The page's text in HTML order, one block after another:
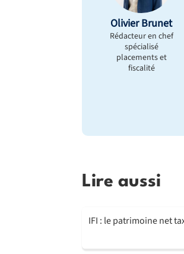
Olivier Brunet
Rédacteur en chef
spécialisé
placements et
fiscalité
Lire aussi
IFI : le patrimoine net